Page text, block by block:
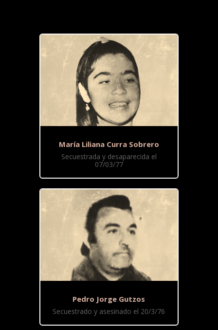
María Liliana Curra Sobrero
Secuestrada y desaparecida el
07/03/77
Pedro Jorge Gutzos
Secuestrado y asesinado el 20/3/76